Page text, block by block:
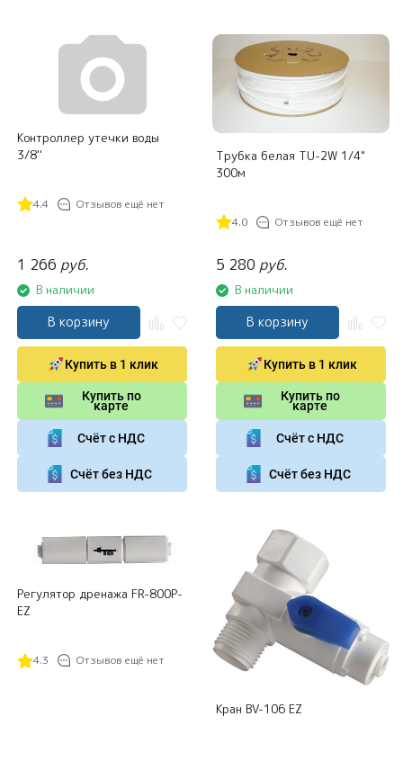
Контроллер утечки воды
3/8''
4.4 Отзывов ещё нет
1 266 руб.
В наличии
В корзину
Купить в 1 клик
Купить по
карте
Счёт с НДС
Счёт без НДС
Трубка белая TU-2W 1/4"
300м
4.0 Отзывов ещё нет
5 280 руб.
В наличии
В корзину
Купить в 1 клик
Купить по
карте
Счёт с НДС
Счёт без НДС
Регулятор дренажа FR-800P-
EZ
4.3 Отзывов ещё нет
Кран BV-106 EZ